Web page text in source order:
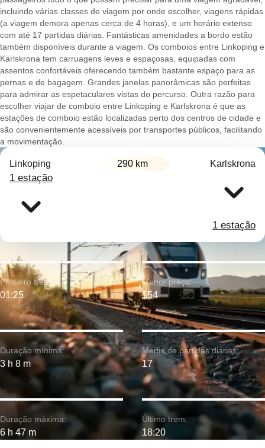
incluindo várias classes de viagem por onde escolher, viagens rápidas
(a viagem demora apenas cerca de 4 horas), e um horário extenso
com até 17 partidas diárias. Fantásticas amenidades a bordo estão
também disponíveis durante a viagem. Os comboios entre Linkoping e
Karlskrona tem carruagens leves e espaçosas, equipadas com
assentos confortáveis oferecendo também bastante espaço para as
pernas e de bagagem. Grandes janelas panorâmicas são perfeitas
para admirar as espetaculares vistas do percurso. Outra razão para
escolher viajar de comboio entre Linkoping e Karlskrona é que as
estações de comboio estão localizadas perto dos centros de cidade e
são convenientemente acessíveis por transportes públicos, facilitando
a movimentação.
Linkoping 290 km Karlskrona
1 estação
1 estação
Duração mínima:
3 h 8 m
Primeiro trem:
01:25
Duração máxima:
6 h 47 m
Menor preço:
$54
Média de partidas diárias:
17
Último trem:
18:20